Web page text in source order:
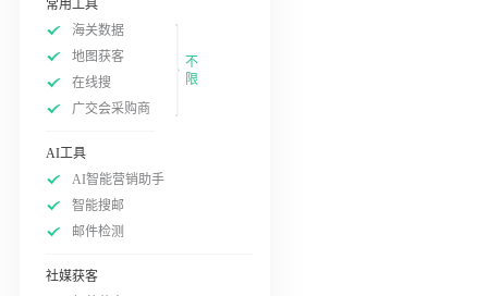
常用工具
海关数据
地图获客
在线搜
广交会采购商
不
限
AI工具
AI智能营销助手
智能搜邮
邮件检测
社媒获客